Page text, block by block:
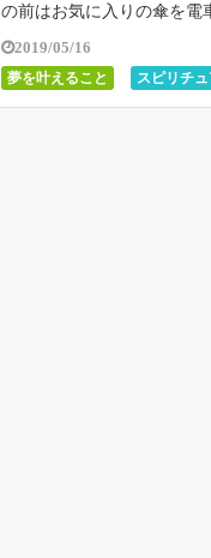
の前はお気に入りの傘を電
2019/05/16
夢を叶えること スピリチ